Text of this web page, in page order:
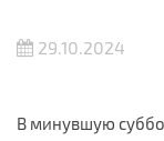
29.10.2024
В минувшую